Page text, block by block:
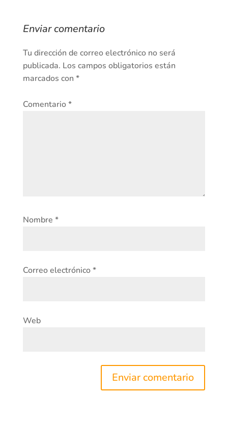
Enviar comentario
Tu dirección de correo electrónico no será
publicada. Los campos obligatorios están
marcados con *
Comentario*
Nombre *
Correo electrónico*
Web